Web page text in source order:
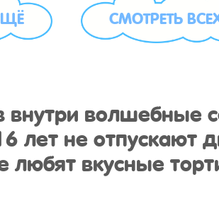
СМОТРЕТЬ
волшебные
не отпускают
любят вкусные